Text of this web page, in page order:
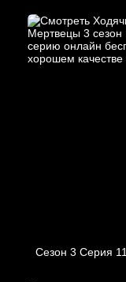
Сезон 3 Серия 11